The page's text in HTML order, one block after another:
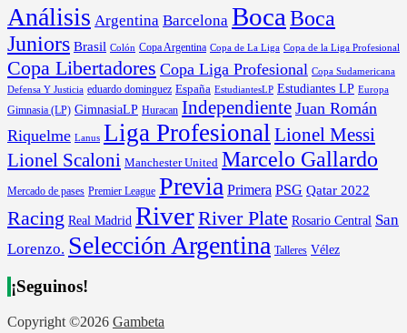
Análisis Argentina Barcelona Boca Boca
Juniors Brasil Colón Copa Argentina Copa de La Liga Copa de la Liga Profesional
Copa Libertadores Copa Liga Profesional Copa Sudamericana
Defensa Y Justicia eduardo dominguez España EstudiantesLP Estudiantes LP Europa
Gimnasia (LP) GimnasiaLP Huracan Independiente Juan Román
Riquelme Lanus Liga Profesional Lionel Messi
Lionel Scaloni Manchester United Marcelo Gallardo
Mercado de pases Premier League Previa Primera PSG Qatar 2022
Racing Real Madrid RiverRiver Plate Rosario Central San
Lorenzo. Selección Argentina Talleres Vélez
¡Seguinos!
Copyright ©2026 Gambeta